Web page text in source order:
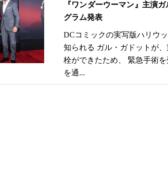
『ワンダーウーマン』主演
グラム発表
DCコミックの実写版ハリウ
知られる ガル・ガドットが
栓ができたため、 緊急手術
を通...